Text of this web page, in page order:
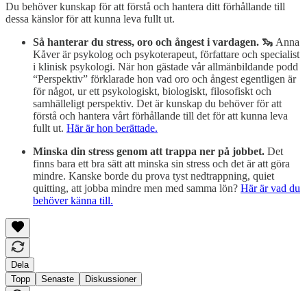
Du behöver kunskap för att förstå och hantera ditt förhållande till
dessa känslor för att kunna leva fullt ut.
Så hanterar du stress, oro och ångest i vardagen. 🦦 Anna
Kåver är psykolog och psykoterapeut, författare och specialist
i klinisk psykologi. När hon gästade vår allmänbildande podd
“Perspektiv” förklarade hon vad oro och ångest egentligen är
för något, ur ett psykologiskt, biologiskt, filosofiskt och
samhälleligt perspektiv. Det är kunskap du behöver för att
förstå och hantera vårt förhållande till det för att kunna leva
fullt ut. Här är hon berättade.
Minska din stress genom att trappa ner på jobbet. Det
finns bara ett bra sätt att minska sin stress och det är att göra
mindre. Kanske borde du prova tyst nedtrappning, quiet
quitting, att jobba mindre men med samma lön? Här är vad du
behöver känna till.
Dela
Topp
Senaste Diskussioner